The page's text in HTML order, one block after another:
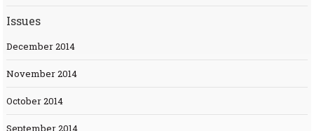
Issues
December 2014
November 2014
October 2014
September 2014